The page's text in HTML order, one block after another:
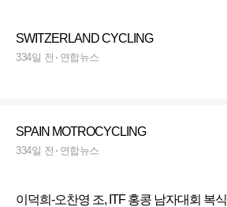
SWITZERLAND CYCLING
334일 전 연합뉴스
SPAIN MOTROCYCLING
334일 전 연합뉴스
이덕희-오찬영 조, ITF 홍콩 남자대회 복식